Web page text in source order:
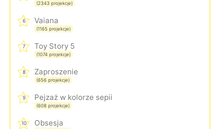
(2343 projekcje)
6 Vaiana
(1165 projekcje)
7 Toy Story 5
(1074 projekcje)
8 Zaproszenie
(656 projekcje)
9 Pejzaż w kolorze sepii
(608 projekcje)
10 Obsesja